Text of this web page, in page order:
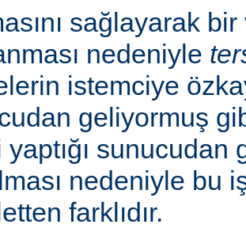
sağlayarak
nedeniyle
istemciye
geliyormuş
yaptığı sunucudan
nedeniyle bu
farklıdır.